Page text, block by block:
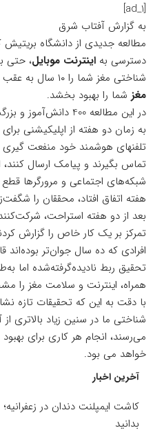
[ad_1]
به گزارش آفتاب شرق
مطالعه جدیدی از دانشگاه
دسترسی به اینترنت موبایل، حتی
شناختی مغز شما را ۱۰ سال به عقب برگرداند و به‌طور قابل‌توجهی
مغز شما را بهبود بخشد.
در این مطالعه
400 دانش‌آموز و
به زمان دو هفته از اپلیکیشنی
تلفنهای هوشمند خود منفعت گیری
تماس بگیرند و پیامک ارسال
شبکه‌های اجتماعی و مرورگرها
هفته اتفاق افتاد، محققان را
بعد از دو هفته استراحت،
تمرکز بر یک کار خاص را گزارش
افرادی که ده سال جوان‌تر
تحقیق ربط نادیده‌گرفته‌شده اما
همراه، اینترنت و سلامت مغز
با دقت به این که تحقیقات تازه
شناختی ما در سنین زیاد بالاتری
می‌رسند، انجام هر کاری برای
خواهد می بود.
آخرین اخبار
کاشت ایمپلنت دندان در
بدانید